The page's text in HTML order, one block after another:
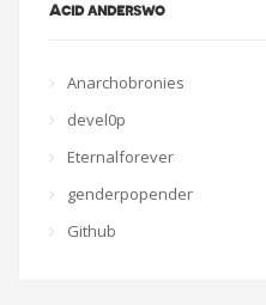
Acid anderswo
Anarchobronies
devel0p
Eternalforever
genderpopender
Github